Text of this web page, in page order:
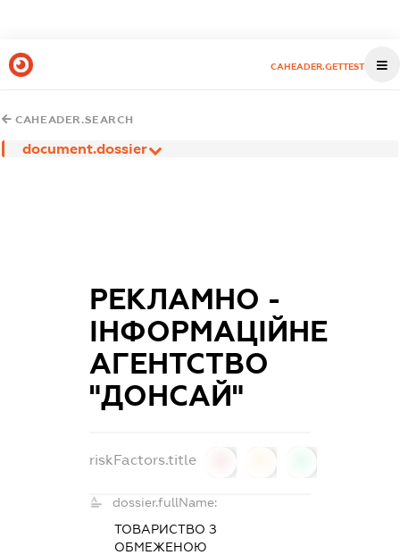
CAHEADER.GETTEST
CAHEADER.SEARCH
document.dossier
РЕКЛАМНО -
ІНФОРМАЦІЙНЕ
АГЕНТСТВО
"ДОНСАЙ"
riskFactors.title
dossier.fullName:
ТОВАРИСТВО З
ОБМЕЖЕНОЮ